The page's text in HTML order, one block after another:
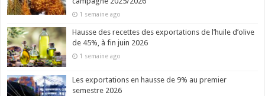
1 semaine ago
Hausse des recettes des exportations de l’huile d’olive
de 45%, à fin juin 2026
1 semaine ago
Les exportations en hausse de 9% au premier
semestre 2026